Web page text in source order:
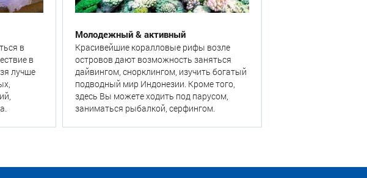
в
в
лучше
Молодежный & активный
Красивейшие коралловые рифы возле
островов дают возможность заняться
дайвингом, снорклингом, изучить богатый
подводный мир Индонезии. Кроме того,
здесь Вы можете ходить под парусом,
заниматься рыбалкой, серфингом.